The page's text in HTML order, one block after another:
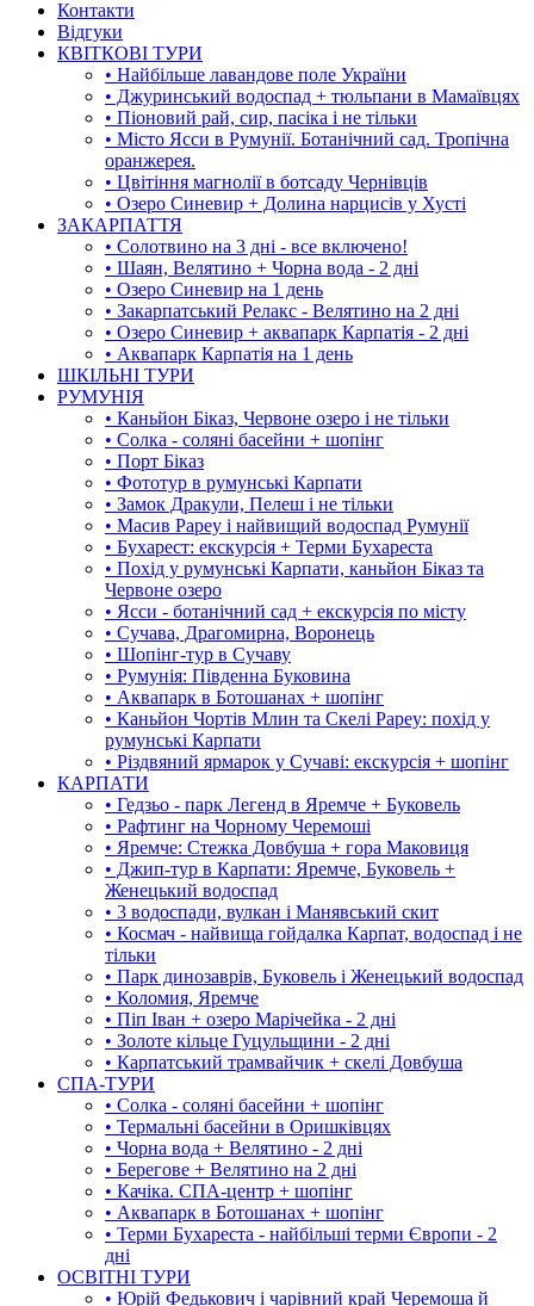
Контакти
Відгуки
КВІТКОВІ ТУРИ
• Найбільше лавандове поле України
• Джуринський водоспад + тюльпани в Мамаївцях
• Піоновий рай, сир, пасіка і не тільки
• Місто Ясси в Румунії. Ботанічний сад. Тропічна
оранжерея.
• Цвітіння магнолії в ботсаду Чернівців
• Озеро Синевир + Долина нарцисів у Хусті
ЗАКАРПАТТЯ
• Солотвино на 3 дні - все включено!
• Шаян, Велятино + Чорна вода - 2 дні
• Озеро Синевир на 1 день
• Закарпатський Релакс - Велятино на 2 дні
• Озеро Синевир + аквапарк Карпатія - 2 дні
• Аквапарк Карпатія на 1 день
ШКІЛЬНІ ТУРИ
РУМУНІЯ
• Каньйон Біказ, Червоне озеро і не тільки
• Солка - соляні басейни + шопінг
• Порт Біказ
• Фототур в румунські Карпати
• Замок Дракули, Пелеш і не тільки
• Масив Рареу і найвищий водоспад Румунії
• Бухарест: екскурсія + Терми Бухареста
• Похід у румунські Карпати, каньйон Біказ та
Червоне озеро
• Ясси - ботанічний сад + екскурсія по місту
• Сучава, Драгомирна, Воронець
• Шопінг-тур в Сучаву
• Румунія: Південна Буковина
• Аквапарк в Ботошанах + шопінг
• Каньйон Чортів Млин та Скелі Рареу: похід у
румунські Карпати
• Різдвяний ярмарок у Сучаві: екскурсія + шопінг
КАРПАТИ
• Гедзьо - парк Легенд в Яремче + Буковель
• Рафтинг на Чорному Черемоші
• Яремче: Стежка Довбуша + гора Маковиця
• Джип-тур в Карпати: Яремче, Буковель +
Женецький водоспад
• 3 водоспади, вулкан і Манявський скит
• Космач - найвища гойдалка Карпат, водоспад і не
тільки
• Парк динозаврів, Буковель і Женецький водоспад
• Коломия, Яремче
• Піп Іван + озеро Марічейка - 2 дні
• Золоте кільце Гуцульщини - 2 дні
• Карпатський трамвайчик + скелі Довбуша
СПА-ТУРИ
• Солка - соляні басейни + шопінг
• Термальні басейни в Оришківцях
• Чорна вода + Велятино - 2 дні
• Берегове + Велятино на 2 дні
• Качіка. СПА-центр + шопінг
• Аквапарк в Ботошанах + шопінг
• Терми Бухареста - найбільші терми Європи - 2
дні
ОСВІТНІ ТУРИ
• Юрій Федькович і чарівний край Черемоша й